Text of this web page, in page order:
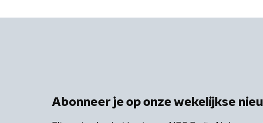
Abonneer je op onze wekelijkse